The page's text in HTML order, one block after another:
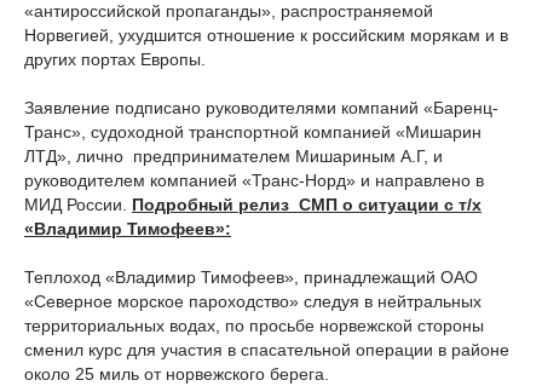
«антироссийской пропаганды», распространяемой
Норвегией, ухудшится отношение к российским морякам и в
других портах Европы.
Заявление подписано руководителями компаний «Баренц-
Транс», судоходной транспортной компанией «Мишарин
ЛТД», лично предпринимателем Мишариным А.Г, и
руководителем компанией «Транс-Норд» и направлено в
МИД России. Подробный релиз СМП о ситуации с т/х
«Владимир Тимофеев»:
Теплоход «Владимир Тимофеев», принадлежащий ОАО
«Северное морское пароходство» следуя в нейтральных
территориальных водах, по просьбе норвежской стороны
сменил курс для участия в спасательной операции в районе
около 25 миль от норвежского берега.